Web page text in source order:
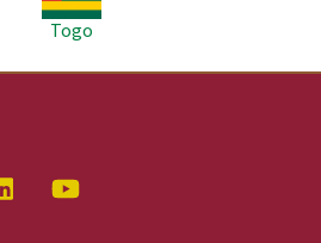
Togo